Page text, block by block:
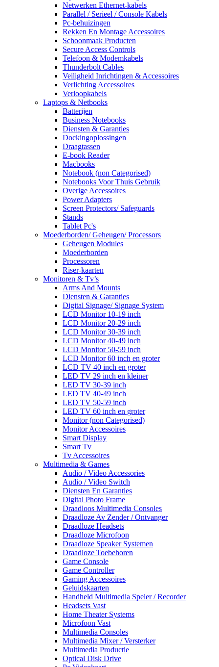
Netwerken Ethernet-kabels
Parallel / Serieel / Console Kabels
Pc-behuizingen
Rekken En Montage Accessoires
Schoonmaak Producten
Secure Access Controls
Telefoon & Modemkabels
Thunderbolt Cables
Veiligheid Inrichtingen & Accessoires
Verlichting Accessoires
Verloopkabels
Laptops & Netbooks
Batterijen
Business Notebooks
Diensten & Garanties
Dockingoplossingen
Draagtassen
E-book Reader
Macbooks
Notebook (non Categorised)
Notebooks Voor Thuis Gebruik
Overige Accessoires
Power Adapters
Screen Protectors/ Safeguards
Stands
Tablet Pc's
Moederborden/ Geheugen/ Processors
Geheugen Modules
Moederborden
Processoren
Riser-kaarten
Monitoren & Tv’s
Arms And Mounts
Diensten & Garanties
Digital Signage/ Signage System
LCD Monitor 10-19 inch
LCD Monitor 20-29 inch
LCD Monitor 30-39 inch
LCD Monitor 40-49 inch
LCD Monitor 50-59 inch
LCD Monitor 60 inch en groter
LCD TV 40 inch en groter
LED TV 29 inch en kleiner
LED TV 30-39 inch
LED TV 40-49 inch
LED TV 50-59 inch
LED TV 60 inch en groter
Monitor (non Categorised)
Monitor Accessoires
Smart Display
Smart Tv
Tv Accessoires
Multimedia & Games
Audio / Video Accessories
Audio / Video Switch
Diensten En Garanties
Digital Photo Frame
Draadloos Multimedia Consoles
Draadloze Av Zender / Ontvanger
Draadloze Headsets
Draadloze Microfoon
Draadloze Speaker Systemen
Draadloze Toebehoren
Game Console
Game Controller
Gaming Accessoires
Geluidskaarten
Handheld Multimedia Speler / Recorder
Headsets Vast
Home Theater Systems
Microfoon Vast
Multimedia Consoles
Multimedia Mixer / Versterker
Multimedia Productie
Optical Disk Drive